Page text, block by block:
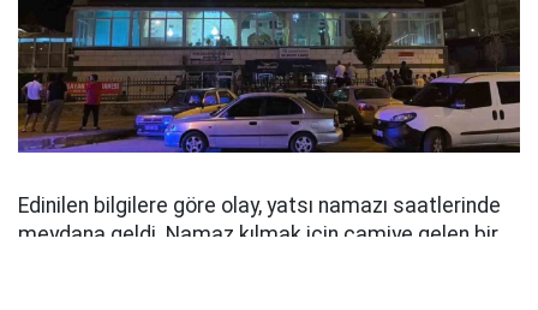
Edinilen bilgilere göre olay, yatsı namazı saatlerinde
meydana geldi. Namaz kılmak için camiye gelen bir